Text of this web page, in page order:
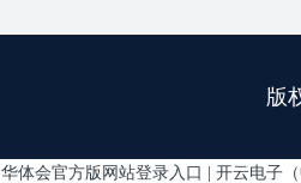
版
华体会官方版网站登录入口 | 开云电子